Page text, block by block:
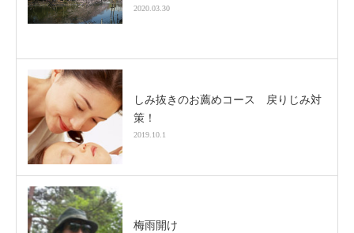
2020.03.30
しみ抜きのお薦めコース 戻りじみ対
策！
2019.10.1
梅雨開け